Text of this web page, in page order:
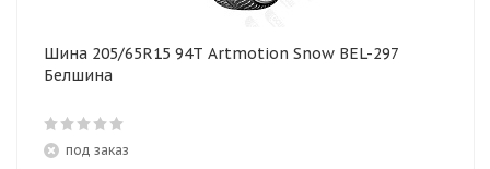
Шина 205/65R15 94T Artmotion Snow BEL-297
Белшина
под заказ